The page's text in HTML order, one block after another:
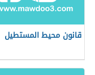
قانون محيط المستطيل